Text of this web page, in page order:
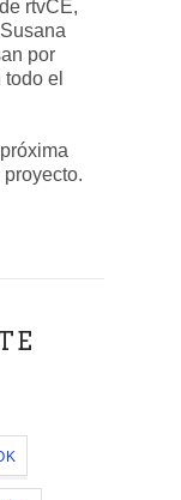
rtvCE,
por
el